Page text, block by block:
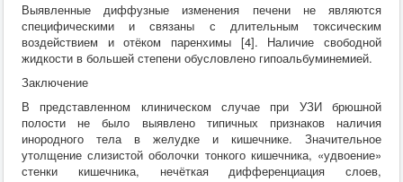
Выявленные диффузные изменения печени не являются
специфическими и связаны с длительным токсическим
воздействием и отёком паренхимы [4]. Наличие свободной
жидкости в большей степени обусловлено гипоальбуминемией.
Заключение
В представленном клиническом случае при УЗИ брюшной
полости не было выявлено типичных признаков наличия
инородного тела в желудке и кишечнике. Значительное
утолщение слизистой оболочки тонкого кишечника, «удвоение»
стенки кишечника, нечёткая дифференциация слоев,